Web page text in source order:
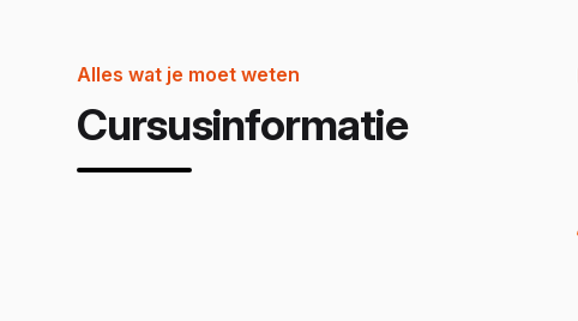
Alles wat je moet weten
Cursusinformatie